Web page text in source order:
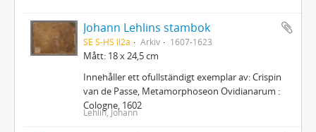
Johann Lehlins stambok
SE S-HS Il2a Arkiv 1607-1623
Mått: 18 x 24,5 cm
Innehåller ett ofullständigt exemplar av: Crispin
van de Passe, Metamorphoseon Ovidianarum :
Cologne, 1602
Lehlin, Johann